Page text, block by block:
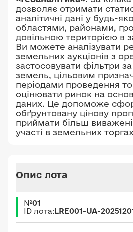
дозволяє отримати
аналітичні дані у будь-
областями, районами,
довільною територією в
Ви можете аналізувати
земельних аукціонів з
застосовувати фільтри
земель, цільовим
періодами проведення
оцінювати ринок на
даних. Це допоможе
обґрунтовану цінову
приймати більш
участі в земельних
Опис лота
№01
ID лота:LRE001-UA-